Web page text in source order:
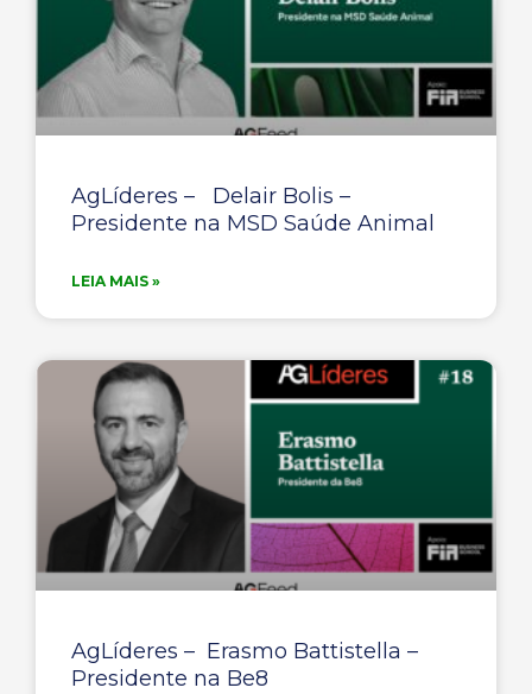
AgLíderes – Delair Bolis –
Presidente na MSD Saúde Animal
LEIA MAIS »
AgLíderes – Erasmo Battistella –
Presidente na Be8